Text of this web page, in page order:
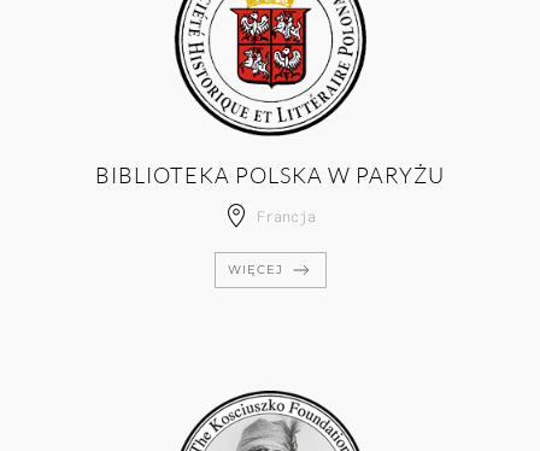
BIBLIOTEKA POLSKA W PARYŻU
Francja
WIĘCEJ